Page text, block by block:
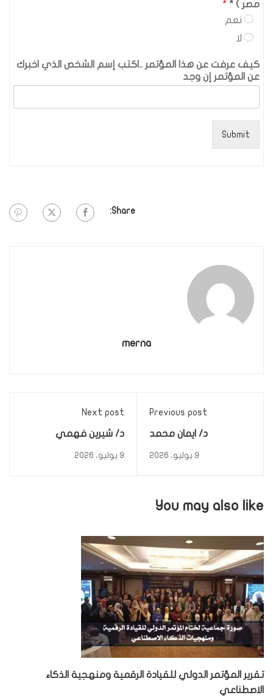
مصر ) * *
نعم
لا
كيف عرفت عن هذا المؤتمر ..اكتب إسم الشخص الذي اخبرك
عن المؤتمر إن وجد
Submit
Share:
merna
Previous post
د/ ايمان محمد
9 يوليو، 2026
Next post
د/ شيرين فهمي
9 يوليو، 2026
You may also like
تقرير المؤتمر الدولي للقيادة الرقمية ومنهجية الذكاء
الاصطناعي